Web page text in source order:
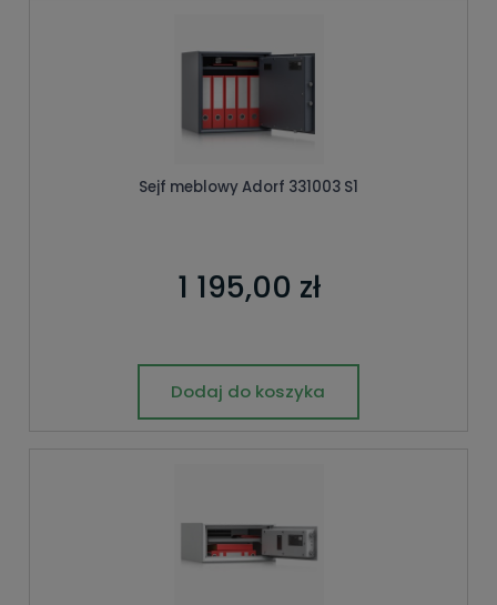
Sejf meblowy Adorf 331003 S1
1 195,00 zł
Dodaj do koszyka